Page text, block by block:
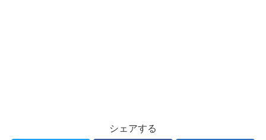
シェアする